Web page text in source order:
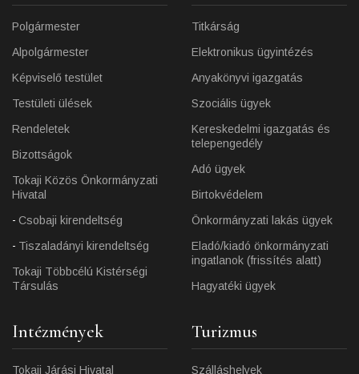
Polgármester
Alpolgármester
Képviselő testület
Testületi ülések
Rendeletek
Bizottságok
Tokaji Közös Önkormányzati
Hivatal
Csobaji kirendeltség
Tiszaladányi kirendeltség
Tokaji Többcélú Kistérségi
Társulás
Titkárság
Elektronikus ügyintézés
Anyakönyvi igazgatás
Szociális ügyek
Kereskedelmi igazgatás és
telepengedély
Adó ügyek
Birtokvédelem
Önkormányzati lakás ügyek
Eladó/kiadó önkormányzati
ingatlanok (frissítés alatt)
Hagyatéki ügyek
Intézmények
Tokaji Járási Hivatal
Turizmus
Szálláshelyek